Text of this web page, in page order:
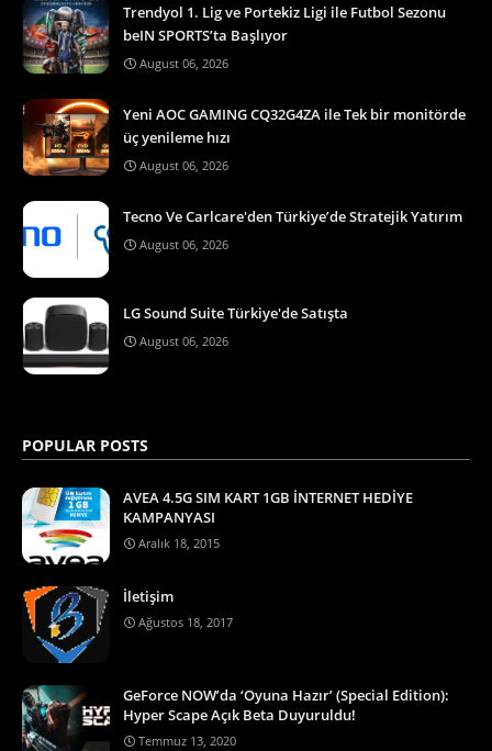
Trendyol 1. Lig ve Portekiz Ligi ile Futbol Sezonu
beIN SPORTS’ta Başlıyor
August 06, 2026
Yeni AOC GAMING CQ32G4ZA ile Tek bir monitörde
üç yenileme hızı
August 06, 2026
Tecno Ve Carlcare'den Türkiye’de Stratejik Yatırım
August 06, 2026
LG Sound Suite Türkiye'de Satışta
August 06, 2026
POPULAR POSTS
AVEA 4.5G SIM KART 1GB İNTERNET HEDİYE
KAMPANYASI
Aralık 18, 2015
İletişim
Ağustos 18, 2017
GeForce NOW’da ‘Oyuna Hazır’ (Special Edition):
Hyper Scape Açık Beta Duyuruldu!
Temmuz 13, 2020